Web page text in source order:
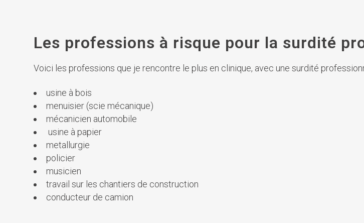
Les professions à risque pour la surdité
Voici les professions que je rencontre le plus en clinique, avec une surdité
usine à bois
menuisier (scie mécanique)
mécanicien automobile
usine à papier
metallurgie
policier
musicien
travail sur les chantiers de construction
conducteur de camion